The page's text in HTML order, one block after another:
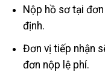
Nộp hồ sơ tại
định.
Đơn vị tiếp nhận
đơn nộp lệ phí.